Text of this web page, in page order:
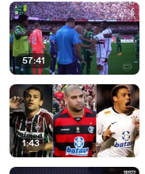
57:41
1:43